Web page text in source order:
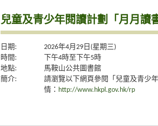
兒童及青少年閱讀計劃「月月讀
日期:
2026年4月29日(星期三)
時間:
下午4時至下午5時
地點:
馬鞍山公共圖書館
簡介:
請瀏覽以下網頁參閱「兒童及青少
情： http://www.hkpl.gov.hk/rp